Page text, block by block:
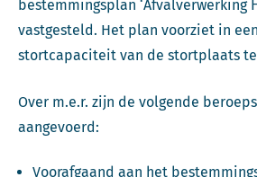
bestemmingsplan ‘Afvalverwerking
vastgesteld. Het plan voorziet in
stortcapaciteit van de stortplaats te
Over m.e.r. zijn de volgende
aangevoerd:
Voorafgaand aan het